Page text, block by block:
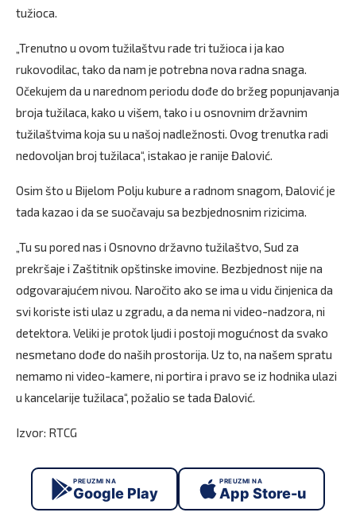
tužioca.
„Trenutno u ovom tužilaštvu rade tri tužioca i ja kao
rukovodilac, tako da nam je potrebna nova radna snaga.
Očekujem da u narednom periodu dođe do bržeg popunjavanja
broja tužilaca, kako u višem, tako i u osnovnim državnim
tužilaštvima koja su u našoj nadležnosti. Ovog trenutka radi
nedovoljan broj tužilaca“, istakao je ranije Đalović.
Osim što u Bijelom Polju kubure a radnom snagom, Đalović je
tada kazao i da se suočavaju sa bezbjednosnim rizicima.
„Tu su pored nas i Osnovno državno tužilaštvo, Sud za
prekršaje i Zaštitnik opštinske imovine. Bezbjednost nije na
odgovarajućem nivou. Naročito ako se ima u vidu činjenica da
svi koriste isti ulaz u zgradu, a da nema ni video-nadzora, ni
detektora. Veliki je protok ljudi i postoji mogućnost da svako
nesmetano dođe do naših prostorija. Uz to, na našem spratu
nemamo ni video-kamere, ni portira i pravo se iz hodnika ulazi
u kancelarije tužilaca“, požalio se tada Đalović.
Izvor: RTCG
PREUZMI NA
Google Play
PREUZMI NA
App Store-u